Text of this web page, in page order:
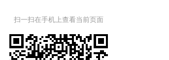
扫一扫在手机上查看当前页面